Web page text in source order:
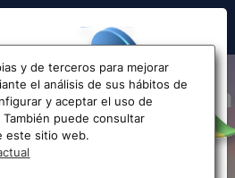
Islandesa
ISK-EUR
y de terceros para mejorar
el análisis de sus hábitos de
y aceptar el uso de
puede consultar
este sitio web.